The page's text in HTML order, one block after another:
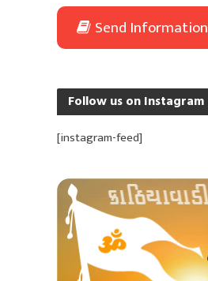
Send Information
Follow us on Instagram
[instagram-feed]